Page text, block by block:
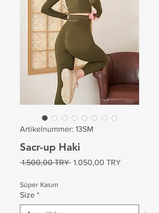
Artikelnummer: 13SM
Sacr-up Haki
1.500,00 TRY Standardpreis
1.050,00 TRYSale-
Süper Kasım
Size *